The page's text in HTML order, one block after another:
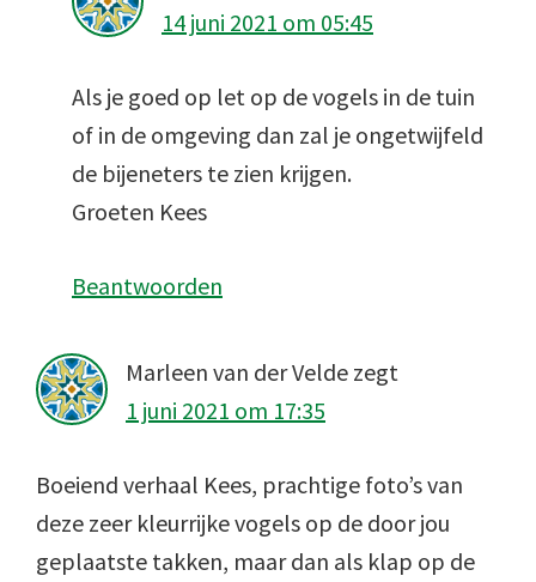
14 juni 2021 om 05:45
Als je goed op let op de vogels in de tuin
of in de omgeving dan zal je ongetwijfeld
de bijeneters te zien krijgen.
Groeten Kees
Beantwoorden
Marleen van der Velde zegt
1 juni 2021 om 17:35
Boeiend verhaal Kees, prachtige foto’s van
deze zeer kleurrijke vogels op de door jou
geplaatste takken, maar dan als klap op de